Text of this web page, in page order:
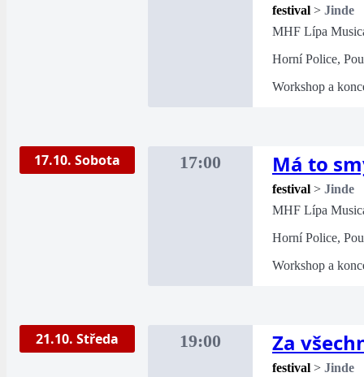
festival > Jinde
MHF Lípa
Horní Police,
Workshop a
17.10. Sobota 17:00 Má to
festival > Jinde
MHF Lípa
Horní Police,
Workshop a
21.10. Středa 19:00 Za
festival > Jinde